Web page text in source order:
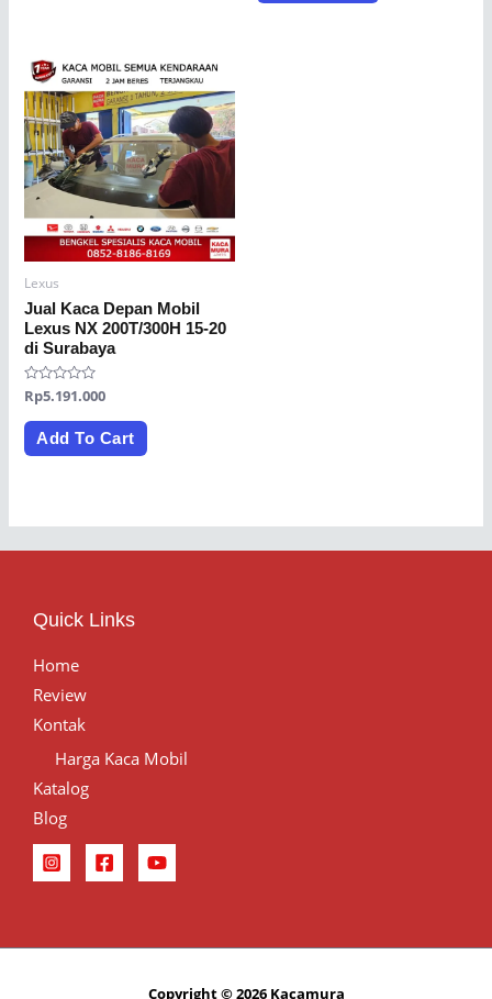
Lexus
Jual Kaca Depan Mobil
Lexus NX 200T/300H 15-20
di Surabaya
Rated
0
out
Rp5.191.000
Add To Cart
Quick Links
Home
Review
Kontak
Harga Kaca Mobil
Katalog
Blog
Copyright © 2026 Kacamura